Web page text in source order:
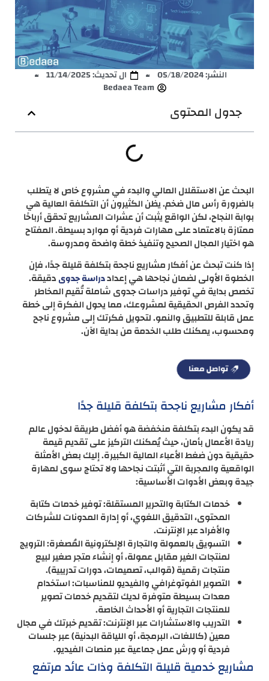
النشر:05/18/2024
ال تحديث: 11/14/2025
Bedaea Team
جدول المحتوى
البحث عن الاستقلال المالي والبدء في مشروع خاص لا يتطلب
بالضرورة رأس مال ضخم. يظن الكثيرون أن التكلفة العالية هي
بوابة النجاح، لكن الواقع يثبت أن عشرات المشاريع تحقق أرباحًا
ممتازة بالاعتماد على مهارات فردية أو موارد بسيطة. المفتاح
هو اختيار المجال الصحيح وتنفيذ خطة واضحة ومدروسة.
إذا كنت تبحث عن أفكار مشاريع ناجحة بتكلفة قليلة جدًا، فإن
الخطوة الأولى لضمان نجاحها هي إعداددراسة جدوىدقيقة.
تخصص بداية في توفير دراسات جدوى شاملة تُقيم المخاطر
وتحدد الفرص الحقيقية لمشروعك، مما يحول الفكرة إلى خطة
عمل قابلة للتطبيق والنمو. لتحويل فكرتك إلى مشروع ناجح
ومحسوب، يمكنك طلب الخدمة من بداية الآن.
أفكار مشاريع ناجحة بتكلفة قليلة جدًا
قد يكون البدء بتكلفة منخفضة هو أفضل طريقة لدخول عالم
ريادة الأعمال بأمان، حيث يُمكنك التركيز على تقديم قيمة
حقيقية دون ضغط الأعباء المالية الكبيرة. إليك بعض الأمثلة
الواقعية والمجربة التي أثبتت نجاحها ولا تحتاج سوى لمهارة
جيدة وبعض الأدوات الأساسية:
خدمات الكتابة والتحرير المستقلة: توفير خدمات كتابة
المحتوى، التدقيق اللغوي، أو إدارة المدونات للشركات
والأفراد عبر الإنترنت.
التسويق بالعمولة والتجارة الإلكترونية المُصغرة: الترويج
لمنتجات الغير مقابل عمولة، أو إنشاء متجر صغير لبيع
منتجات رقمية (قوالب، تصميمات، دورات تدريبية).
التصوير الفوتوغرافي والفيديو للمناسبات: استخدام
معدات بسيطة متوفرة لديك لتقديم خدمات تصوير
للمنتجات التجارية أو الأحداث الخاصة.
التدريب والاستشارات عبر الإنترنت: تقديم خبرتك في مجال
معين (كاللغات، البرمجة، أو اللياقة البدنية) عبر جلسات
فردية أو ورش عمل جماعية عبر منصات الفيديو.
مشاريع خدمية قليلة التكلفة وذات عائد مرتفع